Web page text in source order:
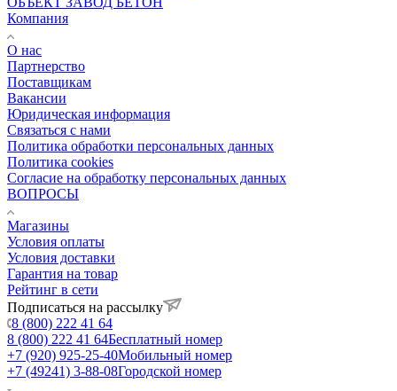
Компания
О нас
Партнерство
Поставщикам
Вакансии
Юридическая информация
Связаться с нами
Политика обработки персональных данных
Политика cookies
Согласие на обработку персональных данных
ВОПРОСЫ
Магазины
Условия оплаты
Условия доставки
Гарантия на товар
Рейтинг в сети
Подписаться на рассылку
8 (800) 222 41 64
8 (800) 222 41 64Бесплатный номер
+7 (920) 925-25-40Мобильный номер
+7 (49241) 3-88-08Городской номер